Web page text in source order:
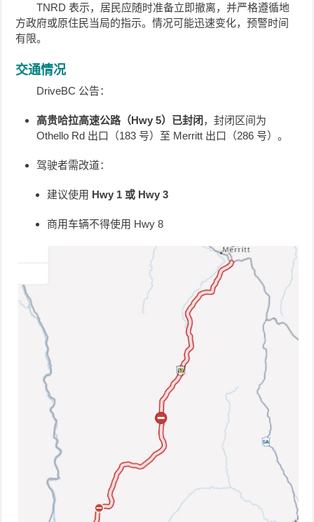
TNRD 表示，居民应随时准备立即撤离，并严格遵循地
方政府或原住民当局的指示。情况可能迅速变化，预警时间
有限。
交通情况
DriveBC 公告：
高贵哈拉高速公路（Hwy 5）已封闭 ，封闭区间为
Othello Rd 出口（183 号）至 Merritt 出口（286 号）。
驾驶者需改道：
建议使用 Hwy 1 或 Hwy 3
商用车辆不得使用 Hwy 8